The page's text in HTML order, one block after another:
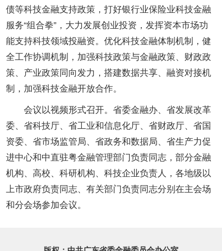
债等科技金融支持政策，打好银行业保险业科技金融
服务“组合拳”，大力发展创业投资，发挥资本市场功
能支持科技领域投融资。优化科技金融体制机制，健
全工作协调机制，加强科技政策与金融政策、财政政
策、产业政策同向发力，搭建数据共享、融资对接机
制，加强科技金融开放合作。
会议以视频形式召开。省委金融办、省发展改革
委、省科技厅、省工业和信息化厅、省财政厅、省国
资委、省市场监管局、省政务和数据局、省生产力促
进中心和中直驻粤金融管理部门负责同志，部分金融
机构、高校、科研机构、科技企业负责人，各地级以
上市政府负责同志、有关部门负责同志分别在主会场
和分会场参加会议。